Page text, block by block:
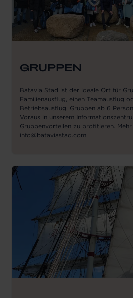
GRUPPEN
Batavia Stad ist der ideale Ort für
Familienausflug, einen Teamausflug
Betriebsausflug. Gruppen ab 6
Voraus in unserem
Gruppenvorteilen zu profitieren. Mehr
info@bataviastad.com